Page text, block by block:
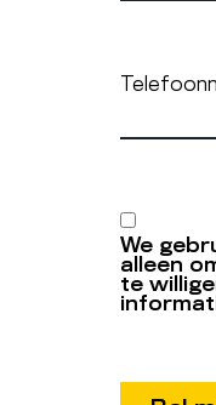
We
alleen
te